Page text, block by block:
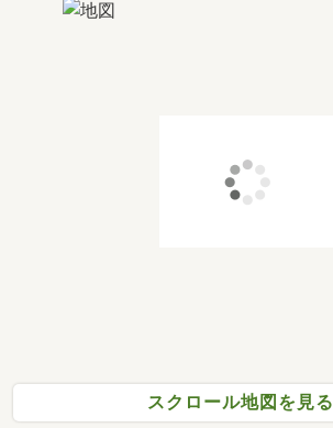
スクロール地図を見る